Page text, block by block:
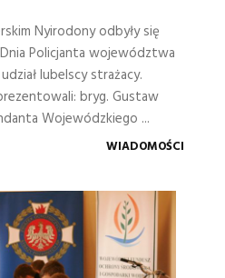
Nyirodony odbyły się
Policjanta województwa
lubelscy strażacy.
bryg. Gustaw
Wojewódzkiego ...
WIADOMOŚCI